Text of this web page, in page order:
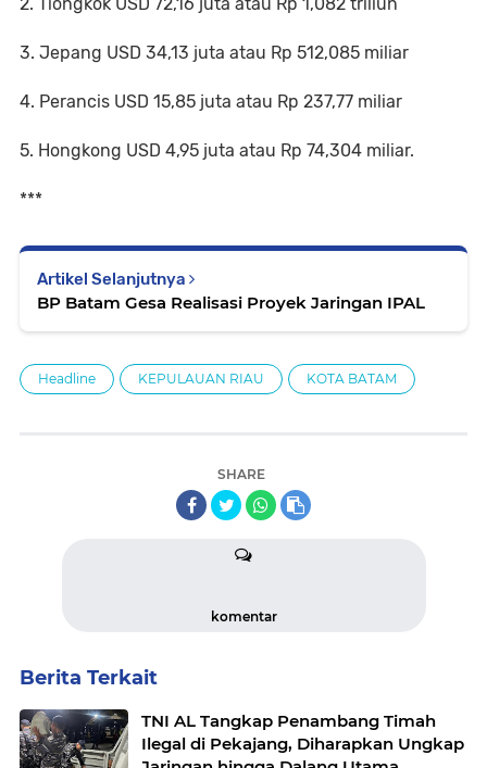
3. Jepang USD 34,13 juta atau Rp 512,085 miliar
4. Perancis USD 15,85 juta atau Rp 237,77 miliar
5. Hongkong USD 4,95 juta atau Rp 74,304 miliar.
***
Artikel Selanjutnya
BP Batam Gesa Realisasi Proyek Jaringan IPAL
Headline KEPULAUAN RIAU KOTA BATAM
SHARE
komentar
Berita Terkait
TNI AL Tangkap Penambang Timah
Ilegal di Pekajang, Diharapkan Ungkap